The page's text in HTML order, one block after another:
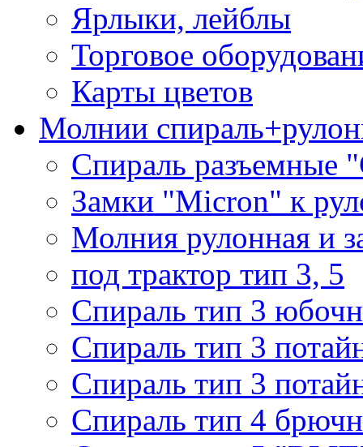
Ярлыки, лейблы
Торговое
Карты цветов
Молнии
Спираль разъемные
Замки "Micron" к
Молния рулонная и
под трактор тип 3, 5
Спираль тип 3
Спираль тип 3
Спираль тип 3
Спираль тип 4